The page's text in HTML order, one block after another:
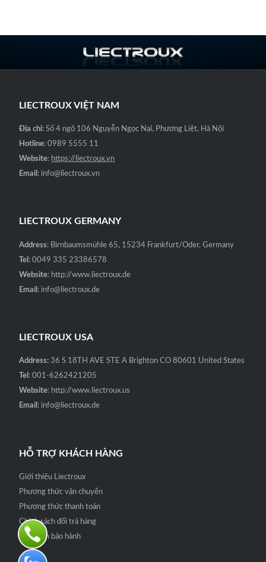
LIECTROUX VIỆT NAM
Địa chỉ: Số 4 ngõ 106 Nguyễn Ngọc Nại, Phương Liệt, Hà Nội
Hotline: 0989 5555 11
Website: https://liectroux.vn
Email : info@liectroux.vn
LIECTROUX GERMANY
Address: Birnbaumsmühle 65, 15234 Frankfurt/Oder, Germany
Tel : 0049 335 23386578
Website: http://www.liectroux.de
Email : info@liectroux.de
LIECTROUX USA
Address: 36 S 18TH AVE STE A Brighton CO 80601 United States
Tel : 001-6262421205
Website: http://www.liectroux.us
Email : info@liectroux.de
HỖ TRỢ KHÁCH HÀNG
Giới thiệu Liectroux
Phương thức vận chuyển
Phương thức thanh toán
Chính sách đổi trả hàng
Quy định bảo hành